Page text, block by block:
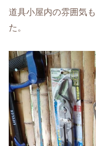
道具小屋内の雰囲気
た。